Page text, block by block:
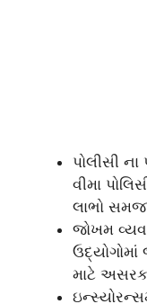
પોલીસી
વીમા
લાભો
જોખમ
માટે